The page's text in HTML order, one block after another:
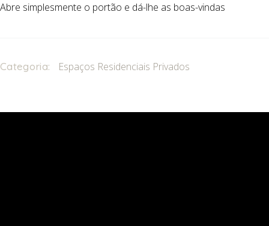
Abre simplesmente o portão e dá-lhe as boas-vindas
Categoria: Espaços Residenciais Privados